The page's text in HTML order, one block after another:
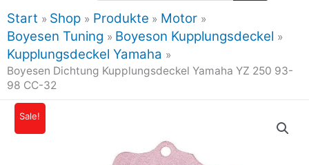
Menu
Start Shop Produkte
Motor
Boyesen Tuning
Boyeson Kupplungsdeckel
Kupplungsdeckel Yamaha
Boyesen Dichtung Kupplungsdeckel Yamaha YZ 250 93-
98 CC-32
Sale!
Boyesen
Dichtung